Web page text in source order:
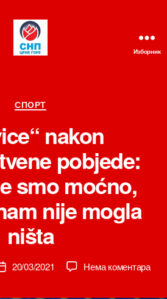
Изборник
Категорије
СПОРТ
nakon
pobjede:
smo moćno,
nije mogla
ništa
Датум20/03/2021 Нема коментарана